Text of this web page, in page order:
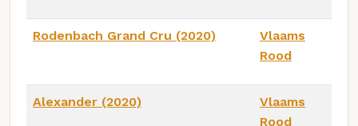
Rodenbach Grand Cru (2020)
Vlaams
Rood
Alexander (2020)
Vlaams
Rood